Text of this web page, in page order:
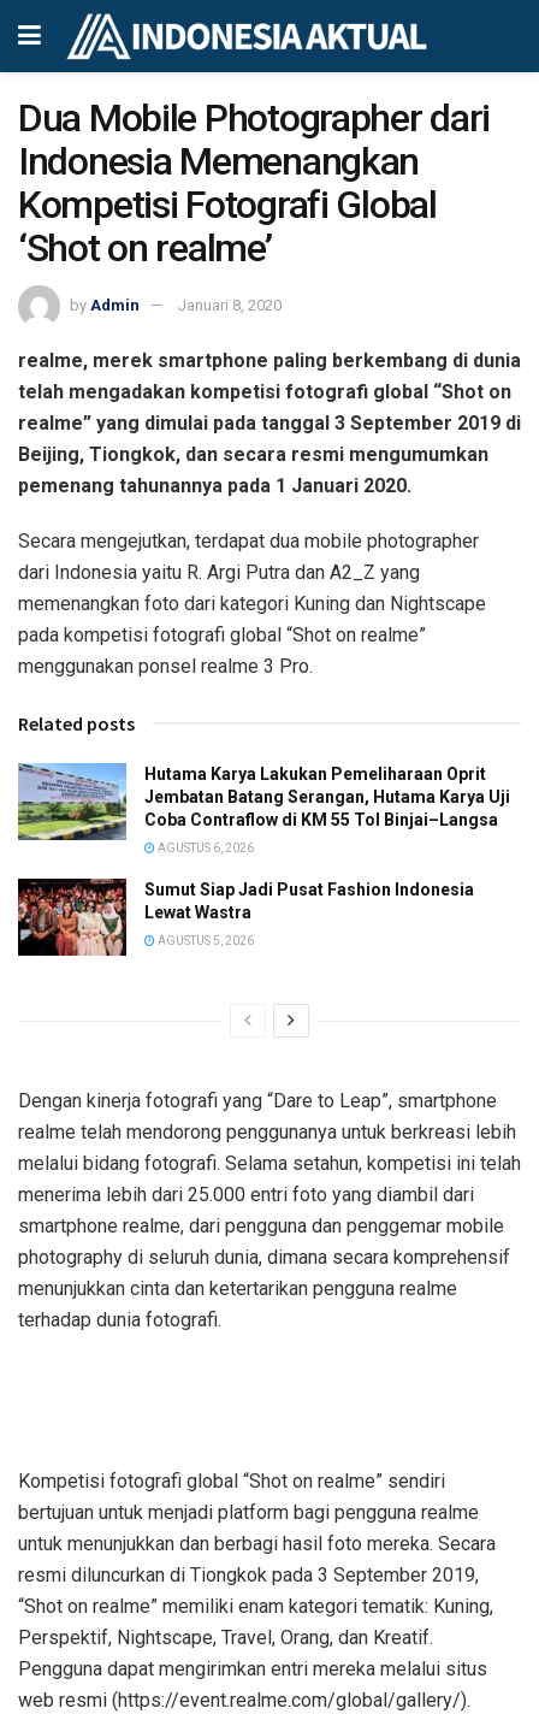
Dua Mobile Photographer dari
Indonesia Memenangkan
Kompetisi Fotografi Global
‘Shot on realme’
by Admin Januari 8, 2020
realme, merek smartphone paling berkembang di dunia
telah mengadakan kompetisi fotografi global “Shot on
realme” yang dimulai pada tanggal 3 September 2019 di
Beijing, Tiongkok, dan secara resmi mengumumkan
pemenang tahunannya pada 1 Januari 2020.
Secara mengejutkan, terdapat dua mobile photographer
dari Indonesia yaitu R. Argi Putra dan A2_Z yang
memenangkan foto dari kategori Kuning dan Nightscape
pada kompetisi fotografi global “Shot on realme”
menggunakan ponsel realme 3 Pro.
Related posts
Hutama Karya Lakukan Pemeliharaan Oprit
Jembatan Batang Serangan, Hutama Karya Uji
Coba Contraflow di KM 55 Tol Binjai–Langsa
AGUSTUS 6, 2026
Sumut Siap Jadi Pusat Fashion Indonesia
Lewat Wastra
AGUSTUS 5, 2026
Dengan kinerja fotografi yang “Dare to Leap”, smartphone
realme telah mendorong penggunanya untuk berkreasi lebih
melalui bidang fotografi. Selama setahun, kompetisi ini telah
menerima lebih dari 25.000 entri foto yang diambil dari
smartphone realme, dari pengguna dan penggemar mobile
photography di seluruh dunia, dimana secara komprehensif
menunjukkan cinta dan ketertarikan pengguna realme
terhadap dunia fotografi.
Kompetisi fotografi global “Shot on realme” sendiri
bertujuan untuk menjadi platform bagi pengguna realme
untuk menunjukkan dan berbagi hasil foto mereka. Secara
resmi diluncurkan di Tiongkok pada 3 September 2019,
“Shot on realme” memiliki enam kategori tematik: Kuning,
Perspektif, Nightscape, Travel, Orang, dan Kreatif.
Pengguna dapat mengirimkan entri mereka melalui situs
web resmi (https://event.realme.com/global/gallery/).